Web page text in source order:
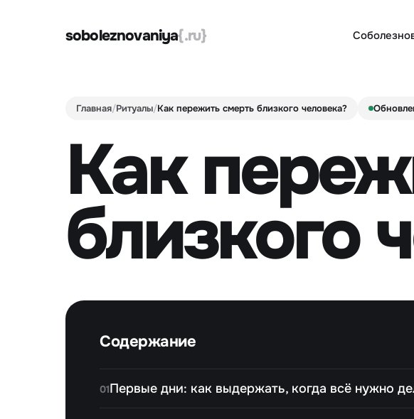
soboleznovaniya{.ru}
Главная/Ритуалы/Как пережить смерть близкого человека?
Как
близкого
Содержание
01Первые дни: как выдержать, когда всё нужно